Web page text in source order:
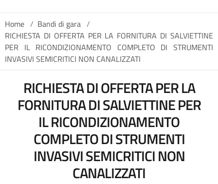
Home / Bandi di gara /
RICHIESTA DI OFFERTA PER LA FORNITURA DI SALVIETTINE
PER IL RICONDIZIONAMENTO COMPLETO DI STRUMENTI
INVASIVI SEMICRITICI NON CANALIZZATI
RICHIESTA DI OFFERTA PER LA
FORNITURA DI SALVIETTINE PER
IL RICONDIZIONAMENTO
COMPLETO DI STRUMENTI
INVASIVI SEMICRITICI NON
CANALIZZATI